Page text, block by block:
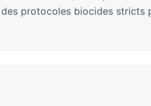
protocoles biocides stricts